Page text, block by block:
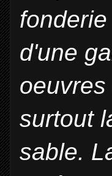
d'une
surtout
sable.